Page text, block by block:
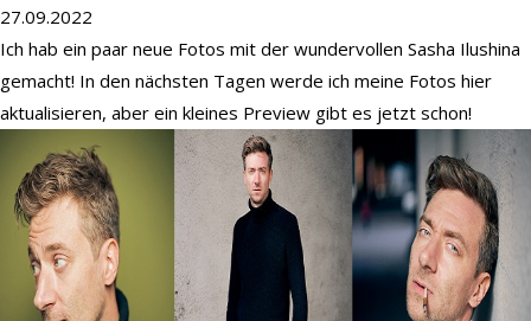
Fotos
Demo
Kontakt
27.09.2022
Ich hab ein paar neue Fotos mit der wundervollen Sasha Ilushina
gemacht! In den nächsten Tagen werde ich meine Fotos hier
aktualisieren, aber ein kleines Preview gibt es jetzt schon!